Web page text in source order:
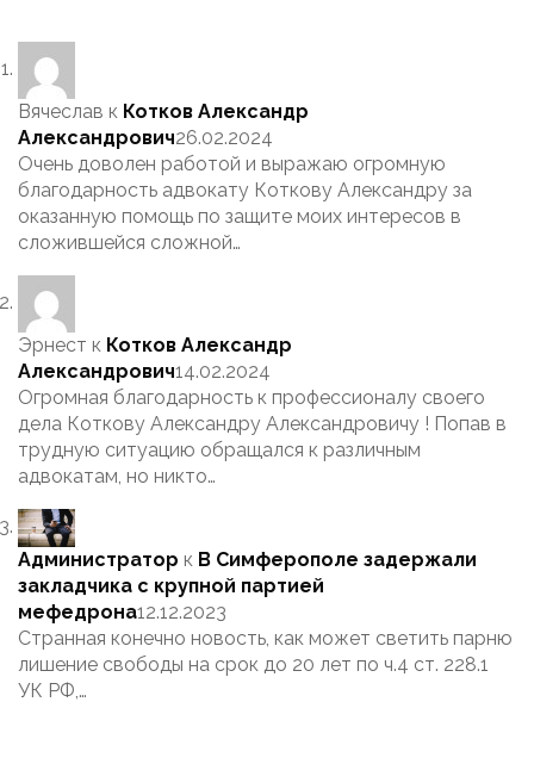
Вячеслав к Котков Александр
Александрович26.02.2024
Очень доволен работой и выражаю огромную
благодарность адвокату Коткову Александру за
оказанную помощь по защите моих интересов в
сложившейся сложной…
Эрнест к Котков Александр
Александрович14.02.2024
Огромная благодарность к профессионалу своего
дела Коткову Александру Александровичу ! Попав в
трудную ситуацию обращался к различным
адвокатам, но никто…
Администратор к В Симферополе задержали
закладчика с крупной партией
мефедрона12.12.2023
Странная конечно новость, как может светить парню
лишение свободы на срок до 20 лет по ч.4 ст. 228.1
УК РФ,…